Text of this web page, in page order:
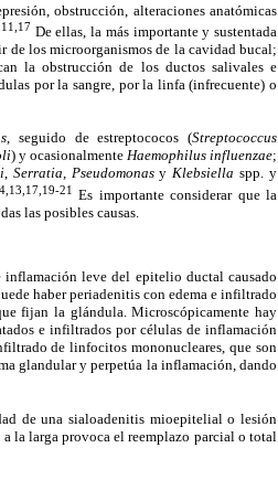
obstrucción, alteraciones anatómicas
De ellas, la más importante y sustentada
de los microorganismos de la cavidad bucal;
la obstrucción de los ductos salivales e
por la sangre, por la linfa (infrecuente) o
, seguido de estreptococos (Streptococcus
) y ocasionalmente Haemophilus influenzae;
, Serratia, PseudomonasyKlebsiella spp. y
21 Es importante considerar que la
las posibles causas.
inflamación leve del epitelio ductal causado
haber periadenitis con edema e infiltrado
fijan la glándula. Microscópicamente hay
e infiltrados por células de inflamación
de linfocitos mononucleares, que son
glandular y perpetúa la inflamación, dando
de una sialoadenitis mioepitelial o lesión
la larga provoca el reemplazo parcial o total